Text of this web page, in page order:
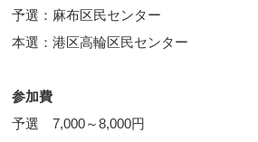
予選：麻布区民センター
本選：港区高輪区民センター
参加費
予選 7,000～8,000円